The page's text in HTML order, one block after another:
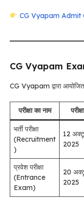
CG Vyapam Admit
CG Vyapam
CG Vyapam द्वारा आयोजित
परीक्षा का नाम
भर्ती परीक्षा
(Recruitment
)
12
2025
प्रवेश परीक्षा
(Entrance
Exam)
20
2025